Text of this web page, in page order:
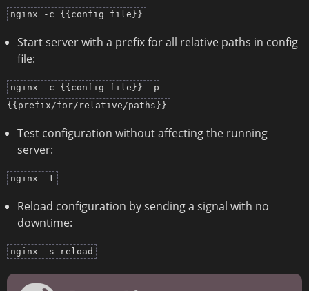
nginx -c {{config_file}}
Start server with a prefix for all relative paths in config
file:
nginx -c {{config_file}} -p
{{prefix/for/relative/paths}}
Test configuration without affecting the running
server:
nginx -t
Reload configuration by sending a signal with no
downtime:
nginx -s reload